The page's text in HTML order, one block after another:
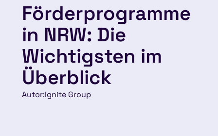
Förderprogramme
in NRW: Die
Wichtigsten im
Überblick
Autor:Ignite Group